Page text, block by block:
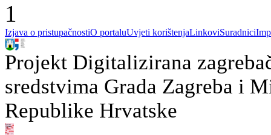
1
Izjava o pristupačnostiO portaluUvjeti korištenjaLinkoviSuradnici
Projekt Digitalizirana
sredstvima Grada Zagreba i
Republike Hrvatske